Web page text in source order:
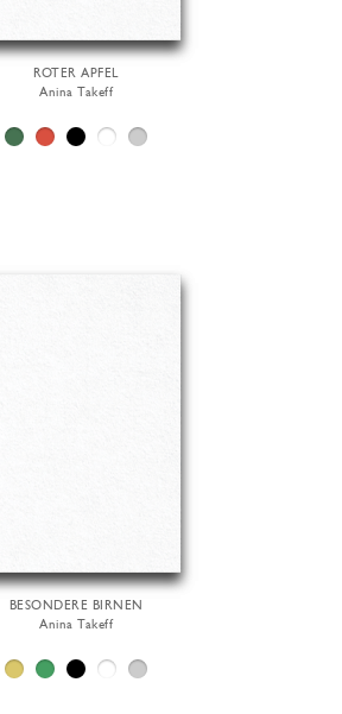
ROTER APFEL
Anina Takeff
BESONDERE BIRNEN
Anina Takeff